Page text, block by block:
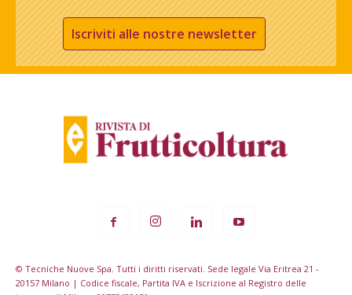
Iscriviti alle nostre newsletter
© Tecniche Nuove Spa. Tutti i diritti riservati. Sede legale Via Eritrea 21 -
20157 Milano | Codice fiscale, Partita IVA e Iscrizione al Registro delle